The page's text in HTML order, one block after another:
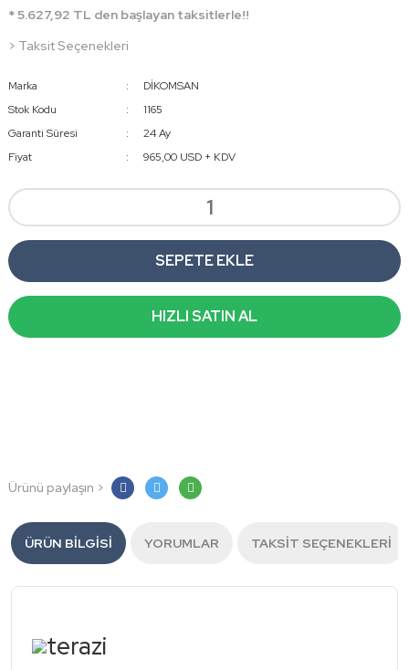
* 5.627,92 TL den başlayan taksitlerle!!
> Taksit Seçenekleri
Marka
DİKOMSAN
Stok Kodu
1165
Garanti Süresi
24 Ay
Fiyat
965,00 USD + KDV
SEPETE EKLE
HIZLI SATIN AL
Ürünü paylaşın >
ÜRÜN BILGISI YORUMLAR TAKSIT SEÇENEKLERI